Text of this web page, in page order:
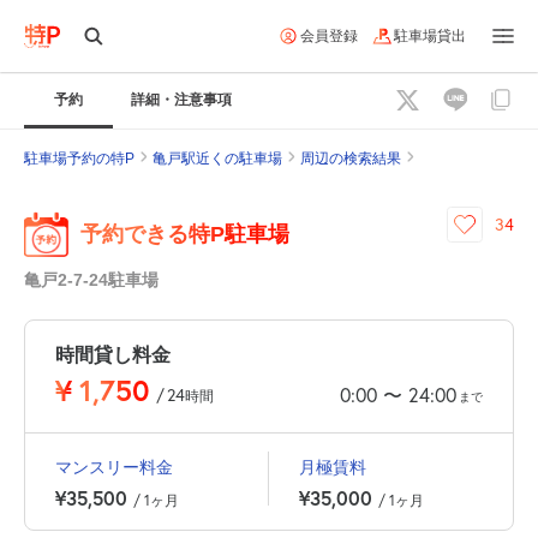
会員登録 駐車場貸出
予約 詳細・注意事項
駐車場予約の特P 亀戸駅近くの駐車場 周辺の検索結果
予約できる特P駐車場
亀戸2-7-24駐車場
34
時間貸し料金
¥1,750 /24時間 0:00 〜 24:00 まで
マンスリー料金
¥35,500 / 1ヶ月
月極賃料
¥35,000 / 1ヶ月